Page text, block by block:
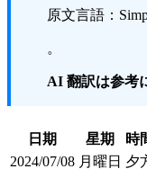
原文言語：
。
AI 翻訳は参考
日期 星期
時
2024/07/08 月曜日 夕